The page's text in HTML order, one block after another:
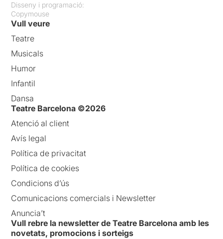
Disseny i programació:
Copymouse
Vull veure
Teatre
Musicals
Humor
Infantil
Dansa
Teatre Barcelona ©2026
Atenció al client
Avís legal
Política de privacitat
Política de cookies
Condicions d’ús
Comunicacions comercials i Newsletter
Anuncia’t
Vull rebre la newsletter de Teatre Barcelona amb les
novetats, promocions i sorteigs